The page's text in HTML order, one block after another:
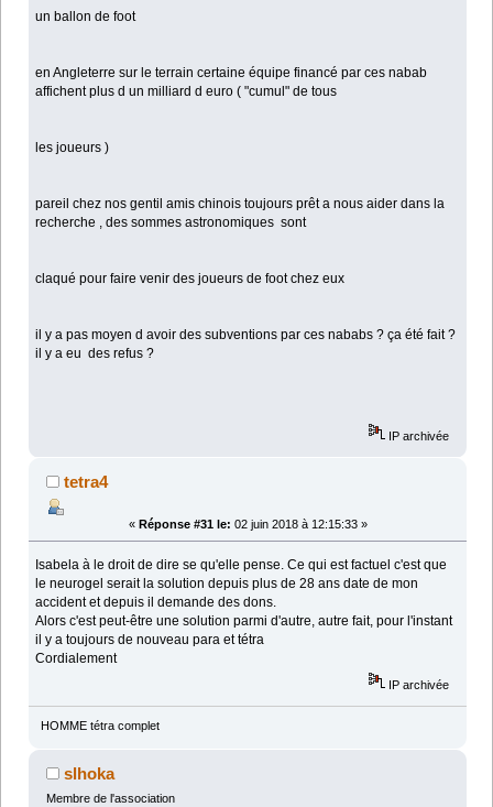
un ballon de foot
en Angleterre sur le terrain certaine équipe financé par ces nabab
affichent plus d un milliard d euro ( "cumul" de tous
les joueurs )
pareil chez nos gentil amis chinois toujours prêt a nous aider dans la
recherche , des sommes astronomiques sont
claqué pour faire venir des joueurs de foot chez eux
il y a pas moyen d avoir des subventions par ces nababs ? ça été fait ?
il y a eu des refus ?
IP archivée
tetra4
« Réponse #31 le: 02 juin 2018 à 12:15:33 »
Isabela à le droit de dire se qu'elle pense. Ce qui est factuel c'est que
le neurogel serait la solution depuis plus de 28 ans date de mon
accident et depuis il demande des dons.
Alors c'est peut-être une solution parmi d'autre, autre fait, pour l'instant
il y a toujours de nouveau para et tétra
Cordialement
IP archivée
HOMME tétra complet
slhoka
Membre de l'association